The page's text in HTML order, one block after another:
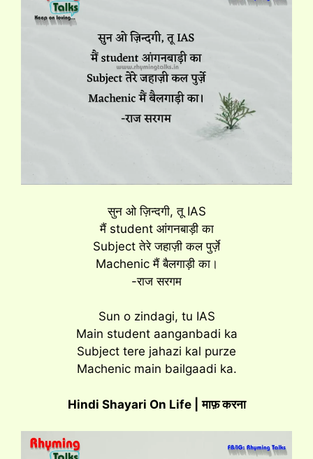
सुन ओ ज़िन्दगी, तू IAS
मैं student आंगनबाड़ी का
Subject तेरे जहाज़ी कल पुर्ज़े
Machenic मैं बैलगाड़ी का।
-राज सरगम
Sun o zindagi, tu IAS
Main student aanganbadi ka
Subject tere jahazi kal purze
Machenic main bailgaadi ka.
Hindi Shayari On Life | माफ़ करना